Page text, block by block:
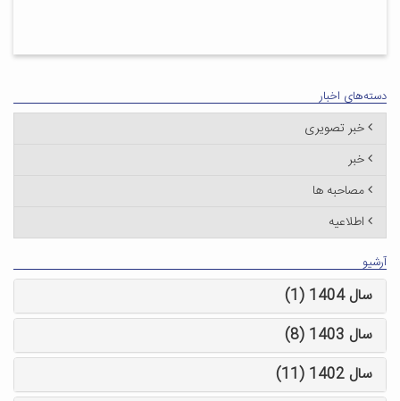
دسته‌های اخبار
خبر تصویری
خبر
مصاحبه ها
اطلاعیه
آرشیو
سال 1404 (1)
سال 1403 (8)
سال 1402 (11)